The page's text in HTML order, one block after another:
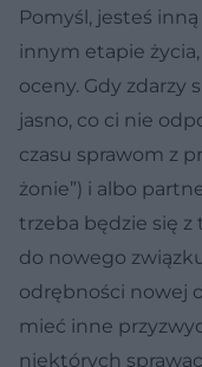
Pomyśl, jesteś
innym etapie
oceny. Gdy zdarzy
jasno, co ci nie
czasu sprawom z
żonie”) i albo
trzeba będzie się z
do nowego
odrębności nowej
mieć inne
niektórych